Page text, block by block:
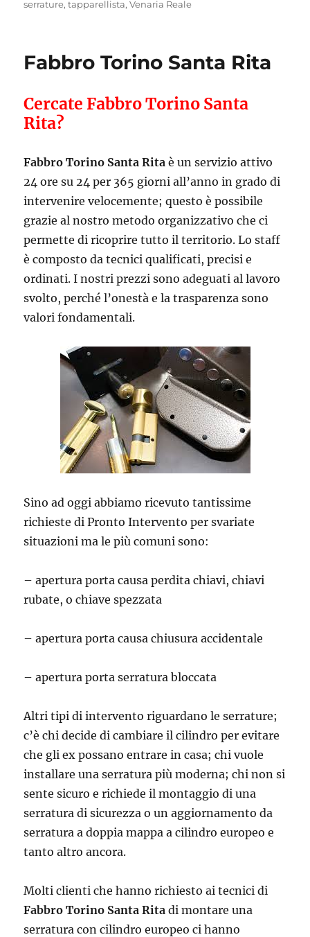
serrature,tapparellista,Venaria Reale
Fabbro Torino Santa Rita
Cercate Fabbro Torino Santa
Rita?
Fabbro Torino Santa Rita è un servizio attivo
24 ore su 24 per 365 giorni all’anno in grado di
intervenire velocemente; questo è possibile
grazie al nostro metodo organizzativo che ci
permette di ricoprire tutto il territorio. Lo staff
è composto da tecnici qualificati, precisi e
ordinati. I nostri prezzi sono adeguati al lavoro
svolto, perché l’onestà e la trasparenza sono
valori fondamentali.
Sino ad oggi abbiamo ricevuto tantissime
richieste di Pronto Intervento per svariate
situazioni ma le più comuni sono:
– apertura porta causa perdita chiavi, chiavi
rubate, o chiave spezzata
– apertura porta causa chiusura accidentale
– apertura porta serratura bloccata
Altri tipi di intervento riguardano le serrature;
c’è chi decide di cambiare il cilindro per evitare
che gli ex possano entrare in casa; chi vuole
installare una serratura più moderna; chi non si
sente sicuro e richiede il montaggio di una
serratura di sicurezza o un aggiornamento da
serratura a doppia mappa a cilindro europeo e
tanto altro ancora.
Molti clienti che hanno richiesto ai tecnici di
Fabbro Torino Santa Rita di montare una
serratura con cilindro europeo ci hanno